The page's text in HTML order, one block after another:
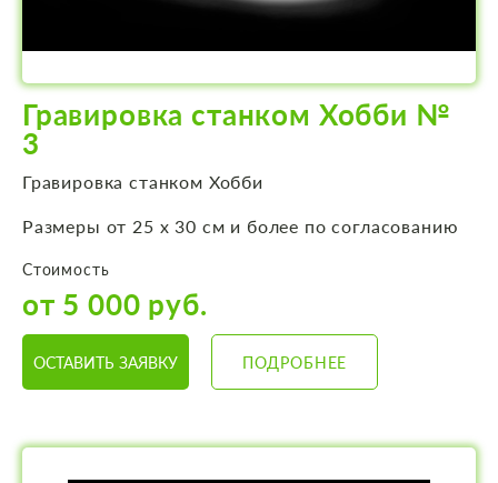
Гравировка станком Хобби №
3
Гравировка станком Хобби
Размеры от 25 х 30 см и более по согласованию
Стоимость
от 5 000 руб.
ОСТАВИТЬ ЗАЯВКУ ПОДРОБНЕЕ